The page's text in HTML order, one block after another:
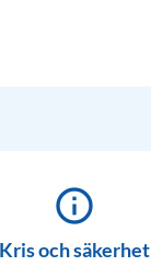
info_outline
Kris och säkerhet